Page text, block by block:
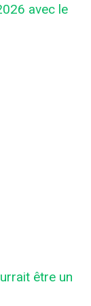
avec le
être un